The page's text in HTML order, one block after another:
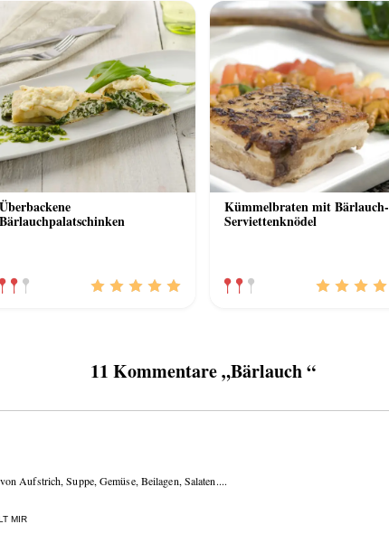
Überbackene
Bärlauchpalatschinken
Kümmelbraten mit Bärlauch-
Serviettenknödel
11 Kommentare „Bärlauch “
Aufstrich, Suppe, Gemüse, Beilagen, Salaten....
MIR